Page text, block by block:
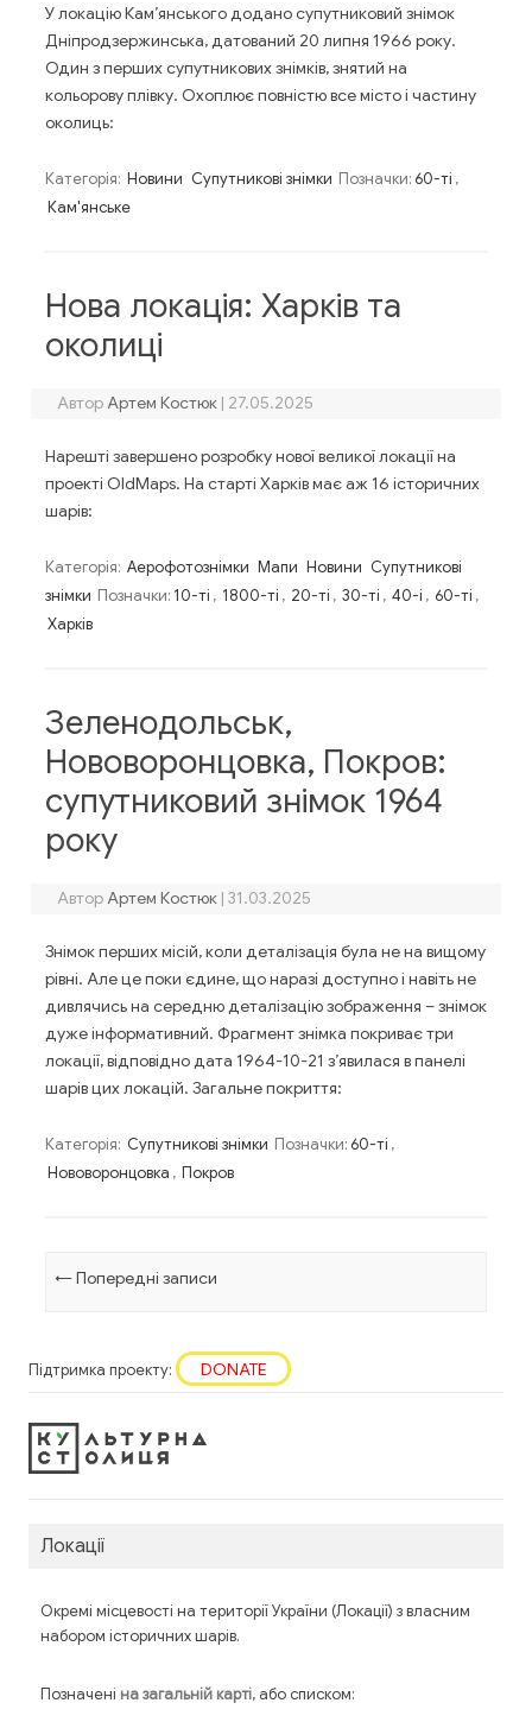
У локацію Кам’янського додано супутниковий знімок
Дніпродзержинська, датований 20 липня 1966 року.
Один з перших супутникових знімків, знятий на
кольорову плівку. Охоплює повністю все місто і частину
околиць:
Категорія: Новини Супутникові знімки Позначки: 60-ті ,
Кам'янське
Нова локація: Харків та
околиці
Автор Артем Костюк | 27.05.2025
Нарешті завершено розробку нової великої локації на
проекті OldMaps. На старті Харків має аж 16 історичних
шарів:
Категорія: Аерофотознімки Мапи Новини Супутникові
знімки Позначки: 10-ті , 1800-ті , 20-ті , 30-ті , 40-і , 60-ті ,
Харків
Зеленодольськ,
Нововоронцовка, Покров:
супутниковий знімок 1964
року
Автор Артем Костюк | 31.03.2025
Знімок перших місій, коли деталізація була не на вищому
рівні. Але це поки єдине, що наразі доступно і навіть не
дивлячись на середню деталізацію зображення – знімок
дуже інформативний. Фрагмент знімка покриває три
локації, відповідно дата 1964-10-21 з’явилася в панелі
шарів цих локацій. Загальне покриття:
Категорія: Супутникові знімки Позначки: 60-ті ,
Нововоронцовка , Покров
Навігація по запису
←Попередні записи
Підтримка проекту: DONATE
Локації
Окремі місцевості на території України (Локації) з власним
набором історичних шарів.
Позначені на загальній карті, або списком: